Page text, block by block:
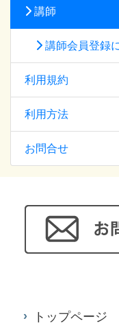
講師
講師会員登録
利用規約
利用方法
お問合せ
トップページ